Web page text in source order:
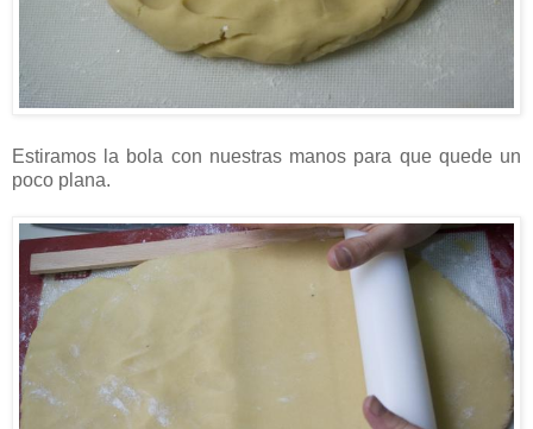
Estiramos la bola con nuestras manos para que quede un
poco plana.